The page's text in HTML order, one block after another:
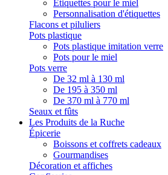
Étiquettes pour le miel
Personnalisation d'étiquettes
Flacons et piluliers
Pots plastique
Pots plastique imitation verre
Pots pour le miel
Pots verre
De 32 ml à 130 ml
De 195 à 350 ml
De 370 ml à 770 ml
Seaux et fûts
Les Produits de la Ruche
Épicerie
Boissons et coffrets cadeaux
Gourmandises
Décoration et affiches